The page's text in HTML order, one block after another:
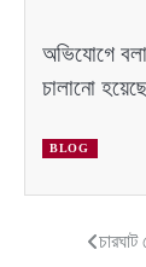
অভিযোগে
চালানো
BLOG